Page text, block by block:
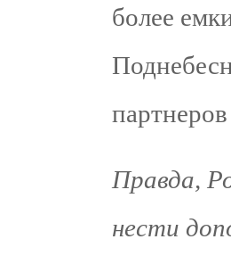
более
Правда,
нести